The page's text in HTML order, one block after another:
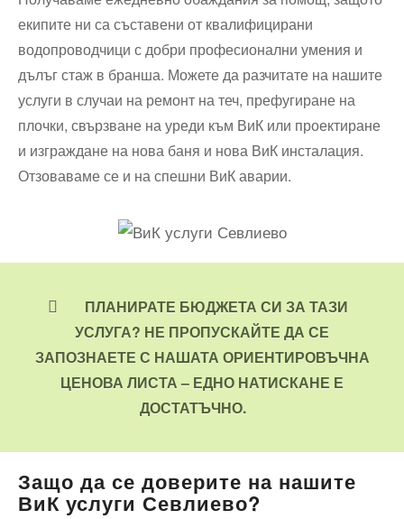
екипите ни са съставени от квалифицирани
водопроводчици с добри професионални умения и
дълъг стаж в бранша. Можете да разчитате на нашите
услуги в случаи на ремонт на теч, префугиране на
плочки, свързване на уреди към ВиК или проектиране
и изграждане на нова баня и нова ВиК инсталация.
Отзоваваме се и на спешни ВиК аварии.
ПЛАНИРАТЕ БЮДЖЕТА СИ ЗА ТАЗИ
УСЛУГА? НЕ ПРОПУСКАЙТЕ ДА СЕ
ЗАПОЗНАЕТЕ С НАШАТА ОРИЕНТИРОВЪЧНА
ЦЕНОВА ЛИСТА – ЕДНО НАТИСКАНЕ Е
ДОСТАТЪЧНО.
Защо да се доверите на нашите
ВиК услуги Севлиево?